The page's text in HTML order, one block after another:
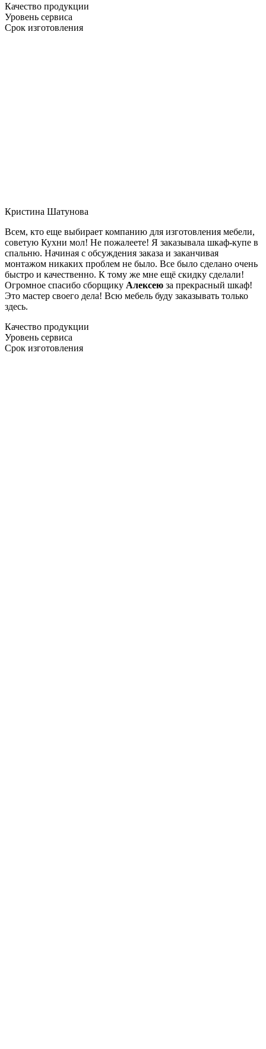
Качество продукции
Уровень сервиса
Срок изготовления
Кристина Шатунова
Всем, кто еще выбирает компанию для изготовления мебели,
советую Кухни мол! Не пожалеете! Я заказывала шкаф-купе в
спальню. Начиная с обсуждения заказа и заканчивая
монтажом никаких проблем не было. Все было сделано очень
быстро и качественно. К тому же мне ещё скидку сделали!
Огромное спасибо сборщику Алексею за прекрасный шкаф!
Это мастер своего дела! Всю мебель буду заказывать только
здесь.
Качество продукции
Уровень сервиса
Срок изготовления